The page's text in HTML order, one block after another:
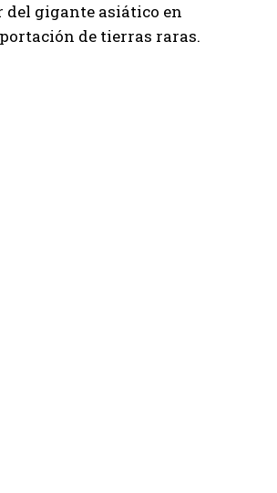
del gigante asiático en
de tierras raras.